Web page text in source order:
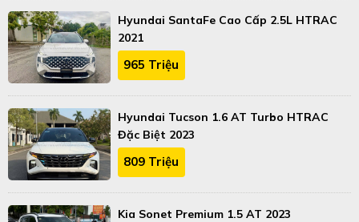
Hyundai SantaFe Cao Cấp 2.5L HTRAC
2021
965 Triệu
Hyundai Tucson 1.6 AT Turbo HTRAC
Đặc Biệt 2023
809 Triệu
Kia Sonet Premium 1.5 AT 2023